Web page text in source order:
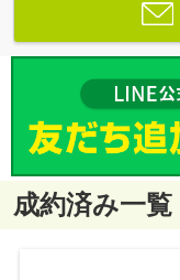
成約済み一覧